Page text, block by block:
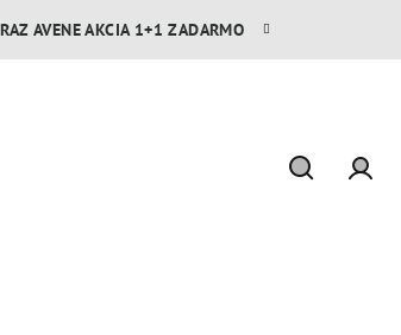
AVENE AKCIA 1+1 ZADARMO